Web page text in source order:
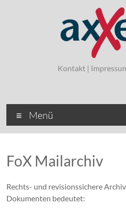
Hannover
Kontakt|
Menü
FoX Mailarchiv
Rechts- und revisionssichere
Dokumenten bedeutet: